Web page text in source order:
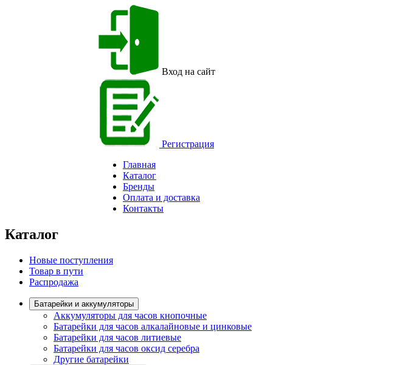
Вход на сайт
Регистрация
Главная
Каталог
Бренды
Оплата и доставка
Контакты
Каталог
Новые поступления
Товар в пути
Распродажа
Батарейки и аккумуляторы
Аккумуляторы для часов кнопочные
Батарейки для часов алкалайновые и цинковые
Батарейки для часов литиевые
Батарейки для часов оксид серебра
Другие батарейки